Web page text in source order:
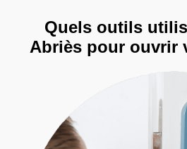
Quels outils
Abriès pour ouvrir